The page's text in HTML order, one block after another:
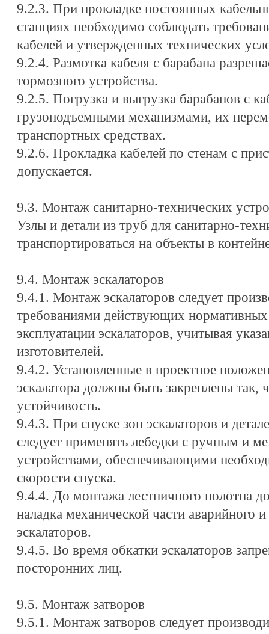
9.2.3. При прокладке постоянных
станциях необходимо соблюдать
кабелей и утвержденных технических
9.2.4. Размотка кабеля с барабана
тормозного устройства.
9.2.5. Погрузка и выгрузка барабанов с
грузоподъемными механизмами, их
транспортных средствах.
9.2.6. Прокладка кабелей по стенам с
допускается.
9.3. Монтаж санитарно-технических
Узлы и детали из труб для санитарно-
транспортироваться на объекты в
9.4. Монтаж эскалаторов
9.4.1. Монтаж эскалаторов следует
требованиями действующих
эксплуатации эскалаторов, учитывая
изготовителей.
9.4.2. Установленные в проектное
эскалатора должны быть закреплены так,
устойчивость.
9.4.3. При спуске зон эскалаторов и
следует применять лебедки с ручным и
устройствами, обеспечивающими
скорости спуска.
9.4.4. До монтажа лестничного полотна
наладка механической части аварийного
эскалаторов.
9.4.5. Во время обкатки эскалаторов
посторонних лиц.
9.5. Монтаж затворов
9.5.1. Монтаж затворов следует